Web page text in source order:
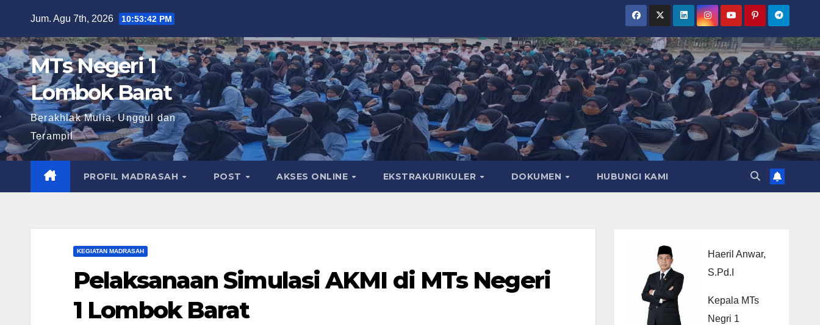
content
Jum. Agu 7th, 2026 10:53:44 PM
MTs Negeri 1
Lombok Barat
Berakhlak Mulia, Unggul dan
Terampil
PROFIL MADRASAH POST AKSES ONLINE EKSTRAKURIKULER DOKUMEN HUBUNGI KAMI
KEGIATAN MADRASAH
Pelaksanaan Simulasi AKMI di MTs Negeri
1 Lombok Barat
Haeril Anwar,
S.Pd.I
Kepala MTs
Negri 1